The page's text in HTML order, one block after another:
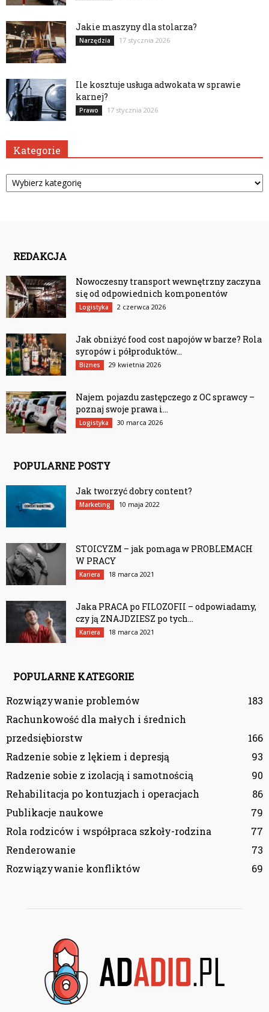
Jakie maszyny dla stolarza?
Narzędzia 17 stycznia 2026
Ile kosztuje usługa adwokata w sprawie
karnej?
Prawo 17 stycznia 2026
Kategorie
Kategorie
REDAKCJA
Nowoczesny transport wewnętrzny zaczyna
się od odpowiednich komponentów
Logistyka 2 czerwca 2026
Jak obniżyć food cost napojów w barze? Rola
syropów i półproduktów...
Biznes 29 kwietnia 2026
Najem pojazdu zastępczego z OC sprawcy –
poznaj swoje prawa i...
Logistyka 30 marca 2026
POPULARNE POSTY
Jak tworzyć dobry content?
Marketing 10 maja 2022
STOICYZM – jak pomaga w PROBLEMACH
W PRACY
Kariera 18 marca 2021
Jaka PRACA po FILOZOFII – odpowiadamy,
czy ją ZNAJDZIESZ po tych...
Kariera 18 marca 2021
POPULARNE KATEGORIE
Rozwiązywanie problemów
183
Rachunkowość dla małych i średnich
przedsiębiorstw
166
Radzenie sobie z lękiem i depresją
93
Radzenie sobie z izolacją i samotnością
90
Rehabilitacja po kontuzjach i operacjach
86
Publikacje naukowe
79
Rola rodziców i współpraca szkoły-rodzina
77
Renderowanie
73
Rozwiązywanie konfliktów
69